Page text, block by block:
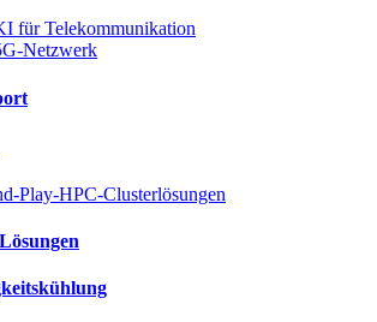
fürTelekommunikation
Netzwerk
Play-HPC-Clusterlösungen